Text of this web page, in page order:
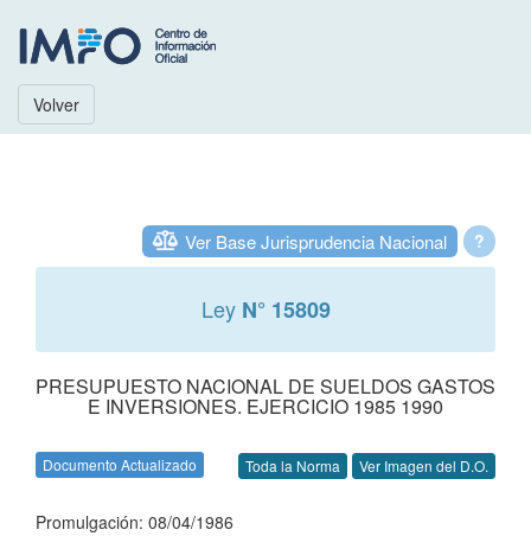
Volver
?
Ver Base Jurisprudencia Nacional
Ley N° 15809
PRESUPUESTO NACIONAL DE SUELDOS GASTOS
E INVERSIONES. EJERCICIO 1985 1990
Documento Actualizado Toda la Norma Ver Imagen del D.O.
Promulgación: 08/04/1986